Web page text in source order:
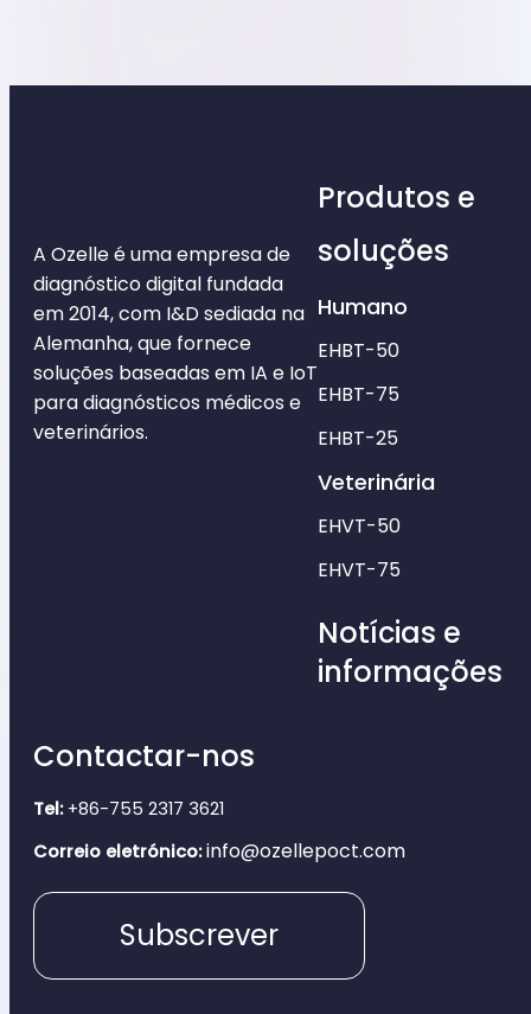
A Ozelle é uma empresa de
diagnóstico digital fundada
em 2014, com I&D sediada na
Alemanha, que fornece
soluções baseadas em IA e IoT
para diagnósticos médicos e
veterinários.
Produtos e
soluções
Humano
EHBT-50
EHBT-75
EHBT-25
Veterinária
EHVT-50
EHVT-75
Notícias e
informações
Contactar-nos
Tel:+86-755 2317 3621
Correio eletrónico: info@ozellepoct.com
Subscrever